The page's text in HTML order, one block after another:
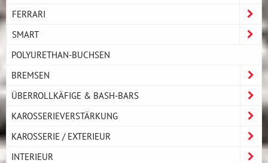
FERRARI
SMART
POLYURETHAN-BUCHSEN
BREMSEN
ÜBERROLLKÄFIGE & BASH-BARS
KAROSSERIEVERSTÄRKUNG
KAROSSERIE / EXTERIEUR
INTERIEUR